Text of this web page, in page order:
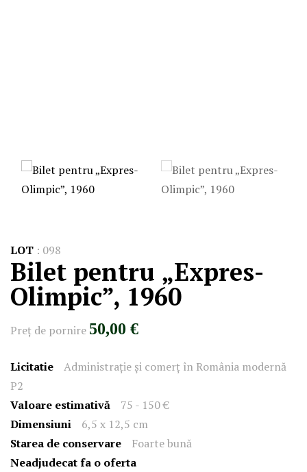
LOT : 098
Bilet pentru „Expres-
Olimpic”, 1960
Preţ de pornire 50,00 €
Licitatie
Administrație și comerț în România modernă
P2
Valoare estimativă
75 - 150 €
Dimensiuni
6,5 x 12,5 cm
Starea de conservare
Foarte bună
Neadjudecat fa o oferta